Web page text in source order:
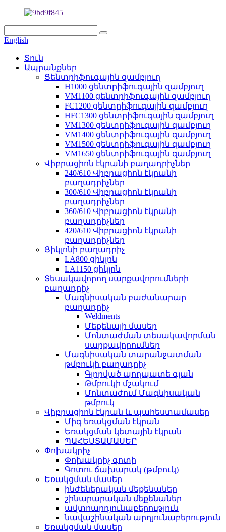
English
Տուն
Ապրանքներ
Ցենտրիֆուգային զամբյուղ
H1000 ցենտրիֆուգային զամբյուղ
VM1100 ցենտրիֆուգային զամբյուղ
FC1200 ցենտրիֆուգային զամբյուղ
HFC1300 ցենտրիֆուգային զամբյուղ
VM1300 ցենտրիֆուգային զամբյուղ
VM1400 ցենտրիֆուգային զամբյուղ
VM1500 ցենտրիֆուգային զամբյուղ
VM1650 ցենտրիֆուգային զամբյուղ
Վիբրացիոն էկրանի բաղադրիչներ
240/610 Վիբրացիոն էկրանի
բաղադրիչներ
300/610 Վիբրացիոն էկրանի
բաղադրիչներ
360/610 Վիբրացիոն էկրանի
բաղադրիչներ
420/610 Վիբրացիոն էկրանի
բաղադրիչներ
Ցիկլոնի բաղադրիչ
LA800 ցիկլոն
LA1150 ցիկլոն
Տեսակավորող սարքավորումների
բաղադրիչ
Մագնիսական բաժանարար
բաղադրիչ
Weldments
Մեքենայի մասեր
Մոնտաժման տեսակավորման
սարքավորումներ
Մագնիսական տարանջատման
թմբուկի բաղադրիչ
Գլորված պողպատե գլան
Թմբուկի մշակում
Մոնտաժում Մագնիսական
թմբուկ
Վիբրացիոն էկրան և պահեստամասեր
Միգ եռակցման էկրան
Եռակցման կետային էկրան
ՊԱՀԵՍՏԱՄԱՍԵՐ
Փոխակրիչ
Փոխակրիչ գոտի
Գոտու ճախարակ (թմբուկ)
Եռակցման մասեր
ինժեներական մեքենաներ
շինարարական մեքենաներ
ավտոարդյունաբերություն
նավաշինական արդյունաբերություն
Եռակցման մասեր